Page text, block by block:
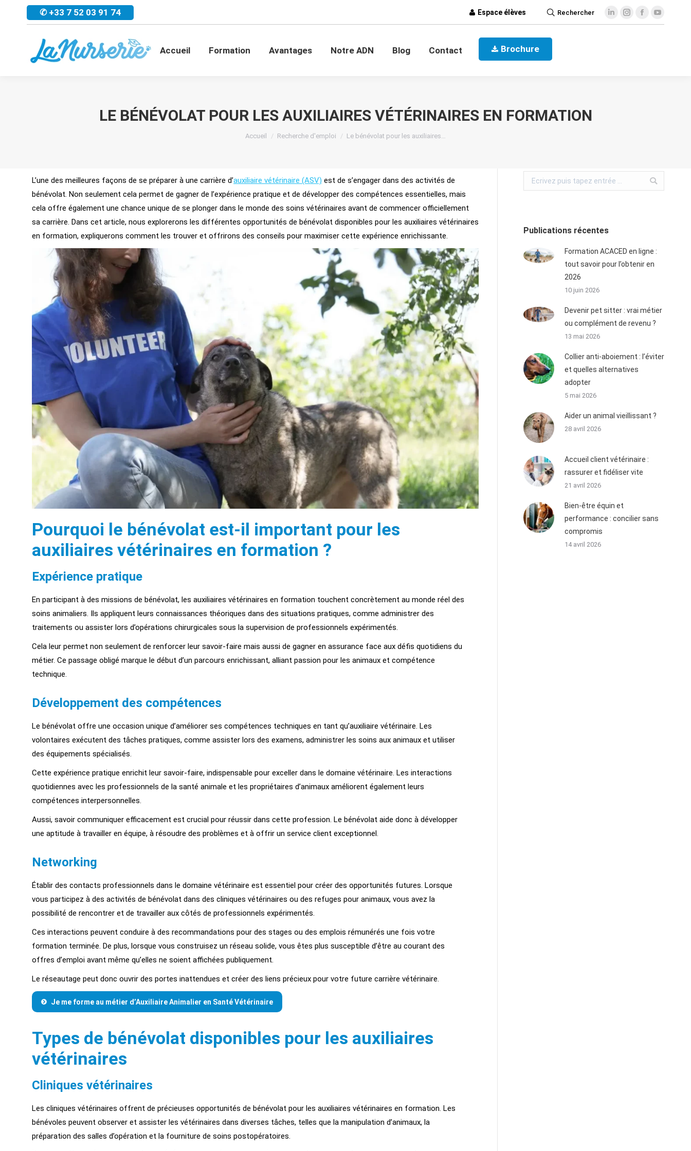
✆ +33 7 52 03 91 74 Espace élèves Rechercher
Accueil Formation Avantages Notre ADN Blog Contact Brochure
LE BÉNÉVOLAT POUR LES AUXILIAIRES VÉTÉRINAIRES EN FORMATION
Vous êtes ici :
Accueil Recherche d'emploi Le bénévolat pour les auxiliaires…
L’une des meilleures façons de se préparer à une carrière d’auxiliaire vétérinaire (ASV) est de s’engager dans des activités de
bénévolat. Non seulement cela permet de gagner de l’expérience pratique et de développer des compétences essentielles, mais
cela offre également une chance unique de se plonger dans le monde des soins vétérinaires avant de commencer officiellement
sa carrière. Dans cet article, nous explorerons les différentes opportunités de bénévolat disponibles pour les auxiliaires vétérinaires
en formation, expliquerons comment les trouver et offrirons des conseils pour maximiser cette expérience enrichissante.
Pourquoi le bénévolat est-il important pour les
auxiliaires vétérinaires en formation ?
Expérience pratique
En participant à des missions de bénévolat, les auxiliaires vétérinaires en formation touchent concrètement au monde réel des
soins animaliers. Ils appliquent leurs connaissances théoriques dans des situations pratiques, comme administrer des
traitements ou assister lors d’opérations chirurgicales sous la supervision de professionnels expérimentés.
Cela leur permet non seulement de renforcer leur savoir-faire mais aussi de gagner en assurance face aux défis quotidiens du
métier. Ce passage obligé marque le début d’un parcours enrichissant, alliant passion pour les animaux et compétence
technique.
Développement des compétences
Le bénévolat offre une occasion unique d’améliorer ses compétences techniques en tant qu’auxiliaire vétérinaire. Les
volontaires exécutent des tâches pratiques, comme assister lors des examens, administrer les soins aux animaux et utiliser
des équipements spécialisés.
Cette expérience pratique enrichit leur savoir-faire, indispensable pour exceller dans le domaine vétérinaire. Les interactions
quotidiennes avec les professionnels de la santé animale et les propriétaires d’animaux améliorent également leurs
compétences interpersonnelles.
Aussi, savoir communiquer efficacement est crucial pour réussir dans cette profession. Le bénévolat aide donc à développer
une aptitude à travailler en équipe, à résoudre des problèmes et à offrir un service client exceptionnel.
Networking
Établir des contacts professionnels dans le domaine vétérinaire est essentiel pour créer des opportunités futures. Lorsque
vous participez à des activités de bénévolat dans des cliniques vétérinaires ou des refuges pour animaux, vous avez la
possibilité de rencontrer et de travailler aux côtés de professionnels expérimentés.
Ces interactions peuvent conduire à des recommandations pour des stages ou des emplois rémunérés une fois votre
formation terminée. De plus, lorsque vous construisez un réseau solide, vous êtes plus susceptible d’être au courant des
offres d’emploi avant même qu’elles ne soient affichées publiquement.
Le réseautage peut donc ouvrir des portes inattendues et créer des liens précieux pour votre future carrière vétérinaire.
Je me forme au métier d’Auxiliaire Animalier en Santé Vétérinaire
Types de bénévolat disponibles pour les auxiliaires
vétérinaires
Cliniques vétérinaires
Les cliniques vétérinaires offrent de précieuses opportunités de bénévolat pour les auxiliaires vétérinaires en formation. Les
bénévoles peuvent observer et assister les vétérinaires dans diverses tâches, telles que la manipulation d’animaux, la
préparation des salles d’opération et la fourniture de soins postopératoires.
Publications récentes
Formation ACACED en ligne :
tout savoir pour l’obtenir en
2026
10 juin 2026
Devenir pet sitter : vrai métier
ou complément de revenu ?
13 mai 2026
Collier anti-aboiement : l’éviter
et quelles alternatives
adopter
5 mai 2026
Aider un animal vieillissant ?
28 avril 2026
Accueil client vétérinaire :
rassurer et fidéliser vite
21 avril 2026
Bien-être équin et
performance : concilier sans
compromis
14 avril 2026